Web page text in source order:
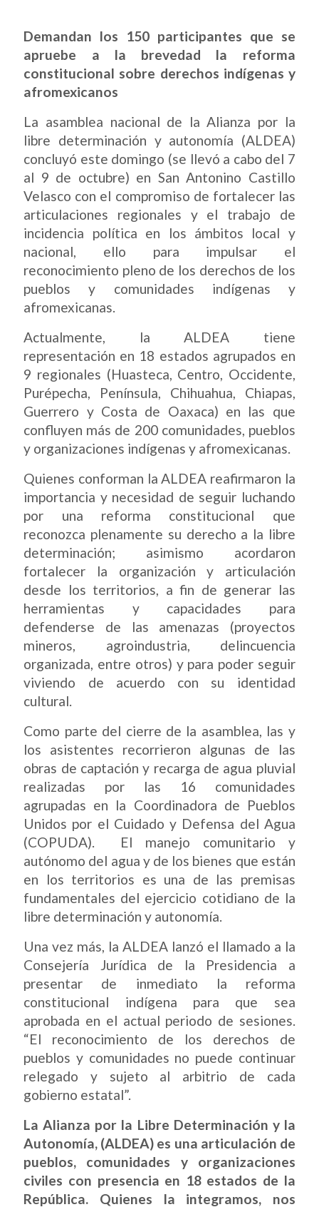
Demandan los 150 participantes que se
apruebe a la brevedad la reforma
constitucional sobre derechos indígenas y
afromexicanos
La asamblea nacional de la Alianza por la
libre determinación y autonomía (ALDEA)
concluyó este domingo (se llevó a cabo del 7
al 9 de octubre) en San Antonino Castillo
Velasco con el compromiso de fortalecer las
articulaciones regionales y el trabajo de
incidencia política en los ámbitos local y
nacional, ello para impulsar el
reconocimiento pleno de los derechos de los
pueblos y comunidades indígenas y
afromexicanas.
Actualmente, la ALDEA tiene
representación en 18 estados agrupados en
9 regionales (Huasteca, Centro, Occidente,
Purépecha, Península, Chihuahua, Chiapas,
Guerrero y Costa de Oaxaca) en las que
confluyen más de 200 comunidades, pueblos
y organizaciones indígenas y afromexicanas.
Quienes conforman la ALDEA reafirmaron la
importancia y necesidad de seguir luchando
por una reforma constitucional que
reconozca plenamente su derecho a la libre
determinación; asimismo acordaron
fortalecer la organización y articulación
desde los territorios, a fin de generar las
herramientas y capacidades para
defenderse de las amenazas (proyectos
mineros, agroindustria, delincuencia
organizada, entre otros) y para poder seguir
viviendo de acuerdo con su identidad
cultural.
Como parte del cierre de la asamblea, las y
los asistentes recorrieron algunas de las
obras de captación y recarga de agua pluvial
realizadas por las 16 comunidades
agrupadas en la Coordinadora de Pueblos
Unidos por el Cuidado y Defensa del Agua
(COPUDA). El manejo comunitario y
autónomo del agua y de los bienes que están
en los territorios es una de las premisas
fundamentales del ejercicio cotidiano de la
libre determinación y autonomía.
Una vez más, la ALDEA lanzó el llamado a la
Consejería Jurídica de la Presidencia a
presentar de inmediato la reforma
constitucional indígena para que sea
aprobada en el actual periodo de sesiones.
“El reconocimiento de los derechos de
pueblos y comunidades no puede continuar
relegado y sujeto al arbitrio de cada
gobierno estatal”.
La Alianza por la Libre Determinación y la
Autonomía, (ALDEA) es una articulación de
pueblos, comunidades y organizaciones
civiles con presencia en 18 estados de la
República. Quienes la integramos, nos